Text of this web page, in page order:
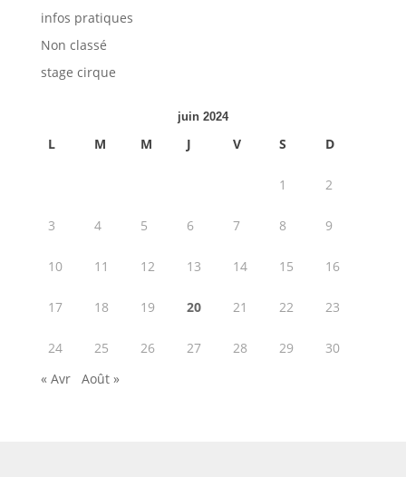
infos pratiques
Non classé
stage cirque
juin 2024
L M M J V S D
1 2
3 4 5 6 7 8 9
10 11 12 13 14 15 16
17 18 19 20 21 22 23
24 25 26 27 28 29
30
« Avr
Août »